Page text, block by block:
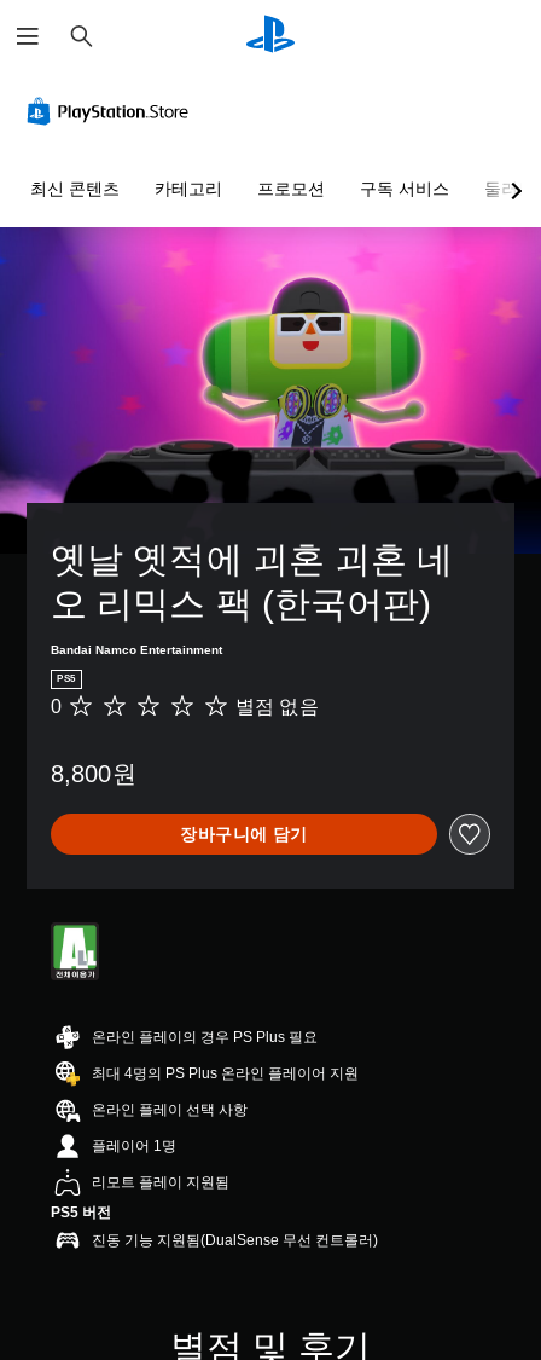
색
최신 콘텐츠 카테고리 프로모션 구독 서비스 둘러보
옛날 옛적에 괴혼 괴혼 네
오 리믹스 팩 (한국어판)
Bandai Namco Entertainment
PS5
별
음
0 별점 없음
8,800원
장바구니에 담기
온라인 플레이의 경우 PS Plus 필요
최대 4명의 PS Plus 온라인 플레이어 지원
온라인 플레이 선택 사항
플레이어 1명
리모트 플레이 지원됨
PS5 버전
진동 기능 지원됨(DualSense 무선 컨트롤러)
별점 및 후기